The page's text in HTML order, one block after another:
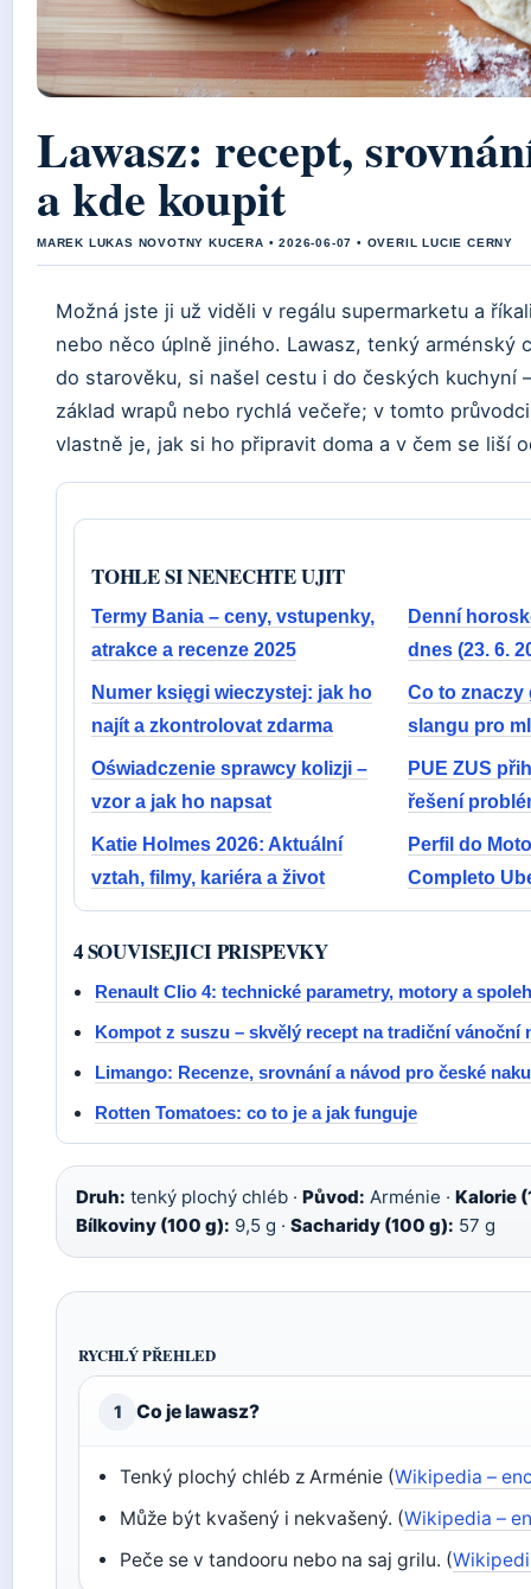
Lawasz: recept,
a kde koupit
MAREK LUKAS NOVOTNY KUCERA • 2026-06-07 • OVERIL LUCIE CERNY
Možná jste ji už viděli v regálu supermarketu a
nebo něco úplně jiného. Lawasz, tenký arménský
do starověku, si našel cestu i do českých kuchyní
základ wrapů nebo rychlá večeře; v tomto
vlastně je, jak si ho připravit doma a v čem se liší
TOHLE SI NENECHTE UJIT
Termy Bania – ceny, vstupenky,
atrakce a recenze 2025
Denní
dnes (23. 6.
Numer księgi wieczystej: jak ho
najít a zkontrolovat zdarma
Co to znaczy
slangu pro
Oświadczenie sprawcy kolizji –
vzor a jak ho napsat
PUE ZUS
řešení
Katie Holmes 2026: Aktuální
vztah, filmy, kariéra a život
Perfil do
Completo
4 SOUVISEJICI PRISPEVKY
Renault Clio 4: technické parametry, motory a
Kompot z suszu – skvělý recept na tradiční vánoční
Limango: Recenze, srovnání a návod pro české
Rotten Tomatoes: co to je a jak funguje
Druh: tenký plochý chléb · Původ: Arménie · Kalorie
Bílkoviny (100 g): 9,5 g · Sacharidy (100 g): 57 g
RYCHLÝ PŘEHLED
1 Co je lawasz?
Tenký plochý chléb z Arménie (Wikipedia –
Může být kvašený i nekvašený. (Wikipedia –
Peče se v tandooru nebo na saj grilu. (